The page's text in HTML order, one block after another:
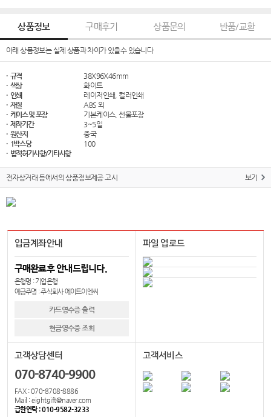
상품정보 구매후기 상품문의 반품/교환
아래 상품정보는 실제 상품과 차이가 있을수 있습니다
· 규격
38X96X46mm
· 색상
화이트
· 인쇄
레이저인쇄, 컬러인쇄
· 재질
ABS 외
· 케이스 및 포장
기본케이스, 선물포장
· 제작기간
3~5일
· 원산지
중국
· 1박스당
100
· 법적허가사항/기타사항
전자상거래 등에서의 상품정보제공 고시 보기
입금계좌안내
구매완료후 안내드립니다.
은행명 : 기업은행
예금주명 : 주식회사 에이트이엔씨
카드영수증 출력
현금영수증 조회
파일 업로드
고객상담센터
070-8740-9900
FAX : 070-8708-8886
Mail : eightgift@naver.com
급한연락 : 010-9582-3233
고객서비스